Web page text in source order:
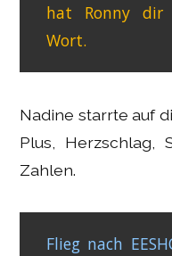
hat Ronny dir
Wort.
Nadine starrte auf
Plus, Herzschlag,
Zahlen.
Flieg nach